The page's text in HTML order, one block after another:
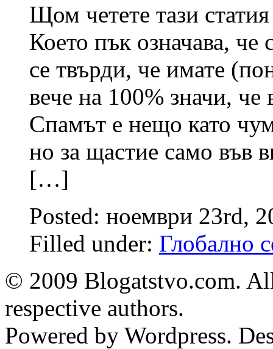
Щом четете тази
Което пък означава,
се твърди, че имате
вече на 100% значи,
Спамът е нещо като
но за щастие само във
[…]
Posted: ноември 23rd,
Filled under: Глобално
© 2009 Blogatstvo.com.
respective authors.
Powered by Wordpress.